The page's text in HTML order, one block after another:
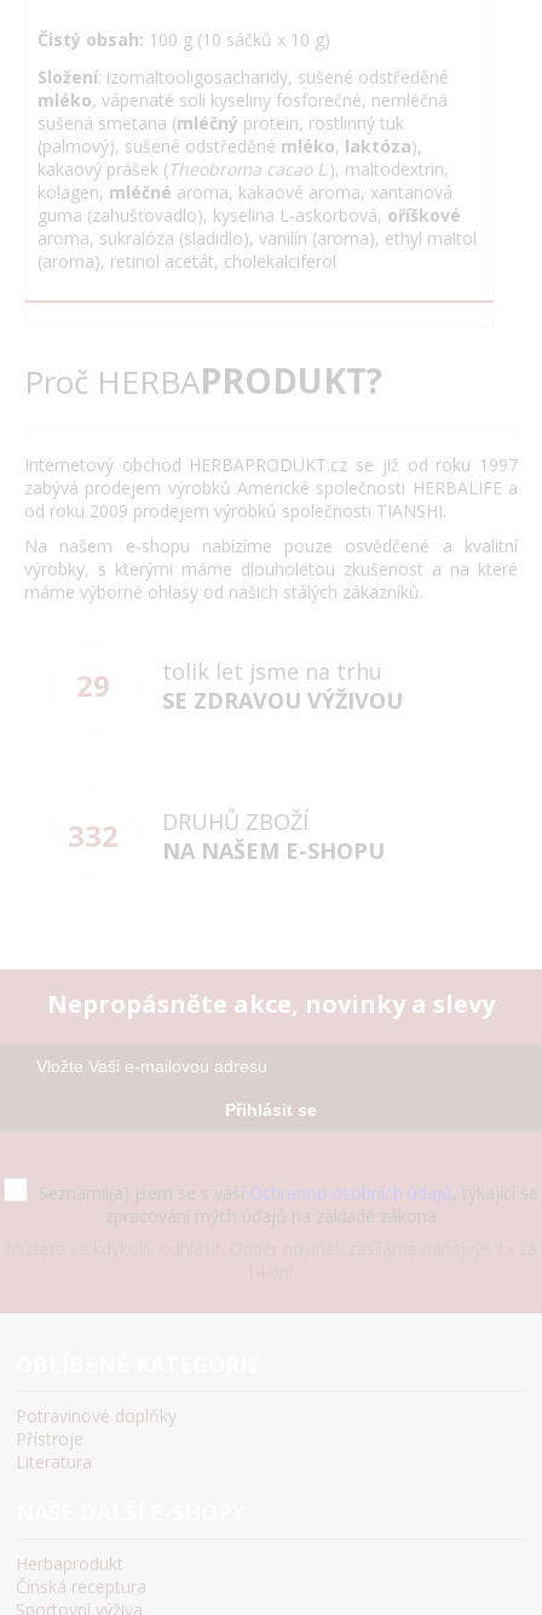
Čistý obsah: 100 g (10 sáčků x 10 g)
Složení: izomaltooligosacharidy, sušené odstředěné
mléko, vápenaté soli kyseliny fosforečné, nemléčná
sušená smetana (mléčný protein, rostlinný tuk
(palmový), sušené odstředěné mléko, laktóza),
kakaový prášek (Theobroma cacao L.), maltodextrin,
kolagen, mléčné aroma, kakaové aroma, xantanová
guma (zahušťovadlo), kyselina L-askorbová, oříškové
aroma, sukralóza (sladidlo), vanilín (aroma), ethyl maltol
(aroma), retinol acetát, cholekalciferol
Proč HERBAPRODUKT?
Internetový obchod HERBAPRODUKT.cz se již od roku 1997
zabývá prodejem výrobků Americké společnosti HERBALIFE a
od roku 2009 prodejem výrobků společnosti TIANSHI.
Na našem e-shopu nabízíme pouze osvědčené a kvalitní
výrobky, s kterými máme dlouholetou zkušenost a na které
máme výborné ohlasy od našich stálých zákazníků.
29
tolik let jsme na trhu
SE ZDRAVOU VÝŽIVOU
332
DRUHŮ ZBOŽÍ
NA NAŠEM E-SHOPU
Nepropásněte akce, novinky a slevy
Přihlásit se
Seznámil(a) jsem se s vaší Ochranou osobních údajů, týkající se
zpracování mých údajů na základě zákona
Potravinové doplňky
Přístroje
Literatura
Herbaprodukt
Čínská receptura
Sportovní výživa